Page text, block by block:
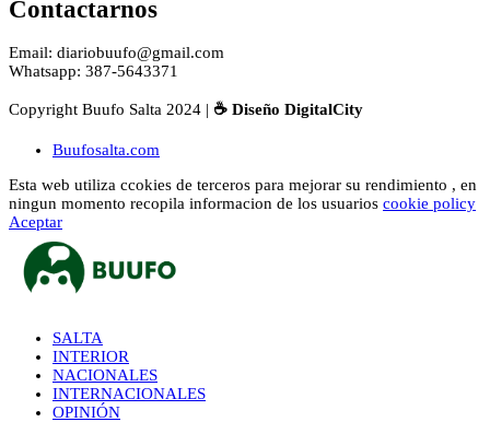
Contactarnos
Email: diariobuufo@gmail.com
Whatsapp: 387-5643371
Copyright Buufo Salta 2024 | ☕ Diseño DigitalCity
Buufosalta.com
Esta web utiliza ccokies de terceros para mejorar su rendimiento , en
ningun momento recopila informacion de los usuarios cookie policy
Aceptar
SALTA
INTERIOR
NACIONALES
INTERNACIONALES
OPINIÓN